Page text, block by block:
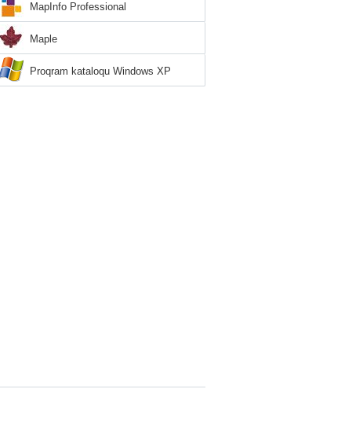
MapInfo Professional
Maple
Proqram kataloqu Windows XP